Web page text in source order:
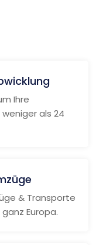
Ihre
als 24
& Transporte
Europa.